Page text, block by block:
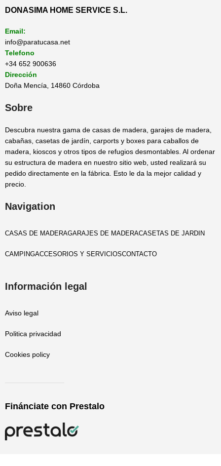
DONASIMA HOME SERVICE S.L.
Email:
info@paratucasa.net
Telefono
+34 652 900636
Dirección
Doña Mencía, 14860 Córdoba
Sobre
Descubra nuestra gama de casas de madera, garajes de madera,
cabañas, casetas de jardín, carports y boxes para caballos de
madera, kioscos y otros tipos de refugios desmontables. Al ordenar
su estructura de madera en nuestro sitio web, usted realizará su
pedido directamente en la fábrica. Esto le da la mejor calidad y
precio.
Navigation
CASAS DE MADERAGARAJES DE MADERACASETAS DE JARDIN
CAMPINGACCESORIOS Y SERVICIOSCONTACTO
Información legal
Aviso legal
Politica privacidad
Cookies policy
Finánciate con Prestalo